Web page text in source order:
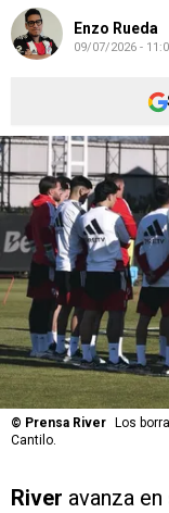
Enzo Rueda
09/07/2026 -
© Prensa River
Los
Cantilo.
River avanza